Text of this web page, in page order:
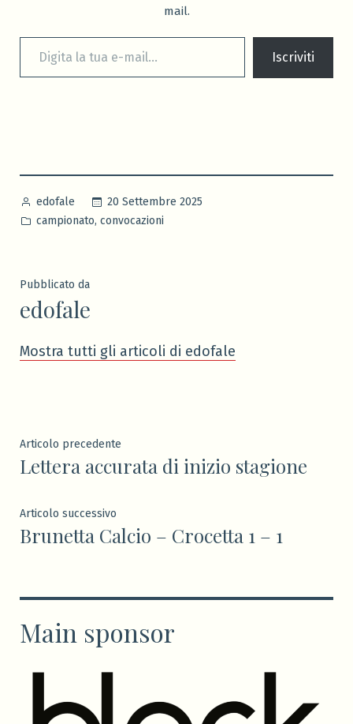
mail.
Digita la tua e-mail...
Iscriviti
Pubblicato
da
edofale
20 Settembre 2025
Pubblicato
campionato, convocazioni
Pubblicato da
edofale
Mostra tutti gli articoli di edofale
Navigazione
articoli
Articolo precedente
precedente:
Lettera accurata di inizio stagione
Articolo successivo
successivo:
Brunetta Calcio – Crocetta 1 – 1
Main sponsor